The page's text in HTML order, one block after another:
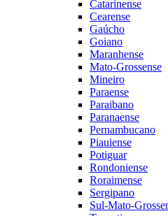
Catarinense
Cearense
Gaúcho
Goiano
Maranhense
Mato-Grossense
Mineiro
Paraense
Paraibano
Paranaense
Pernambucano
Piauiense
Potiguar
Rondoniense
Roraimense
Sergipano
Sul-Mato-